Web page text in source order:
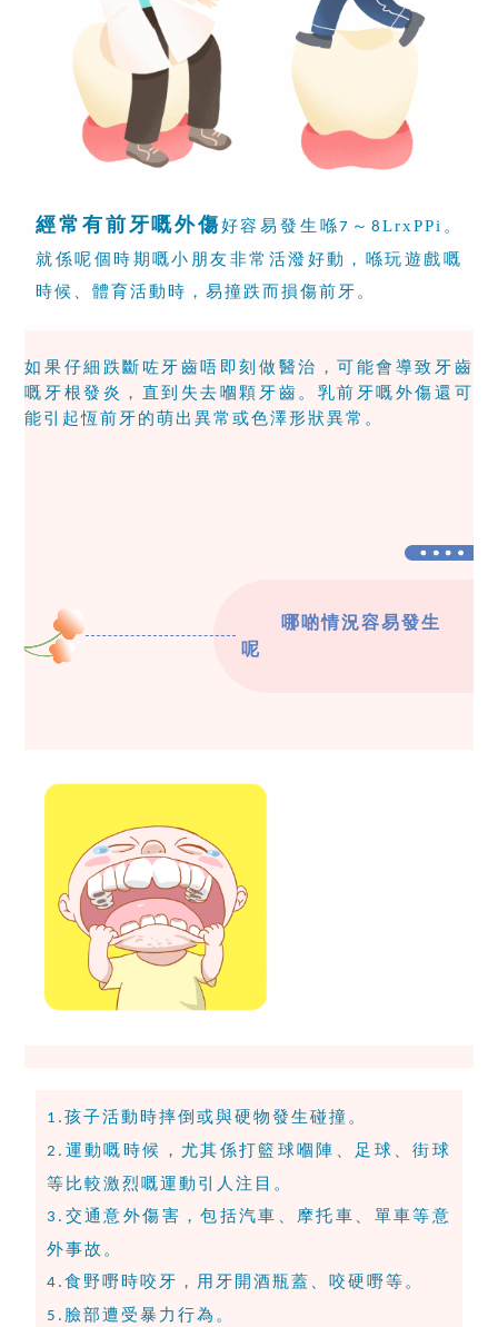
經常有前牙嘅外傷好容易發生喺7 ～ 8 LrxPPi。
就係呢個時期嘅小朋友非常活潑好動，喺玩遊戲嘅
時候、體育活動時，易撞跌而損傷前牙。
如果仔細跌斷咗牙齒唔即刻做醫治，可能會導致牙齒
嘅牙根發炎，直到失去嗰顆牙齒。乳前牙嘅外傷還可
能引起恆前牙的萌出異常或色澤形狀異常。
哪啲情況容易發生
呢
1.孩子活動時摔倒或與硬物發生碰撞。
2. 運動嘅時候，尤其係打籃球嗰陣、足球、街球
等比較激烈嘅運動引人注目。
3. 交通意外傷害，包括汽車、摩托車、單車等意
外事故。
4.食野嘢時咬牙，用牙開酒瓶蓋、咬硬嘢等。
5.臉部遭受暴力行為。